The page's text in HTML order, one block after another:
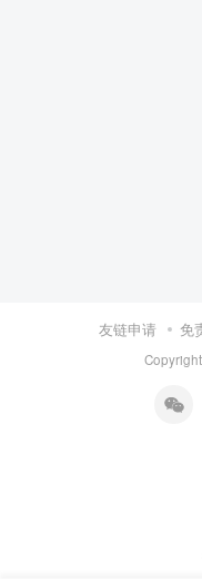
友链申请 免